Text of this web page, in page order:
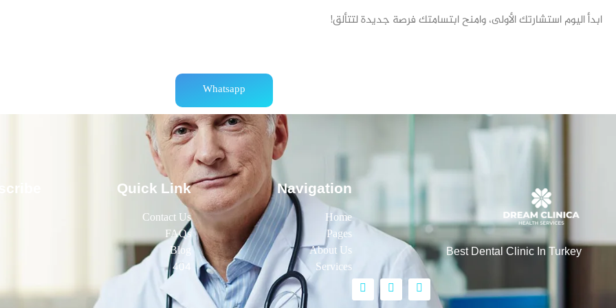
ابدأ اليوم استشارتك الأولى، وامنح ابتسامتك فرصة جديدة لتتألق!
Whatsapp
Best Dental Clinic In Turkey
Navigation
Home
Pages
About Us
Services
Quick Link
Contact Us
FAQs
Blog
404